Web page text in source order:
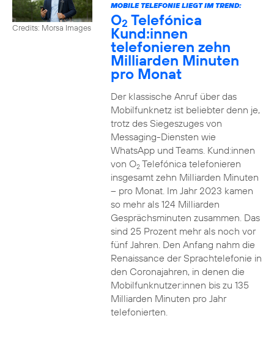
Credits: Morsa Images
MOBILE TELEFONIE LIEGT IM TREND:
O2 Telefónica
Kund:innen
telefonieren zehn
Milliarden Minuten
pro Monat
Der klassische Anruf über das
Mobilfunknetz ist beliebter denn je,
trotz des Siegeszuges von
Messaging-Diensten wie
WhatsApp und Teams. Kund:innen
von O2Telefónica telefonieren
insgesamt zehn Milliarden Minuten
– pro Monat. Im Jahr 2023 kamen
so mehr als 124 Milliarden
Gesprächsminuten zusammen. Das
sind 25 Prozent mehr als noch vor
fünf Jahren. Den Anfang nahm die
Renaissance der Sprachtelefonie in
den Coronajahren, in denen die
Mobilfunknutzer:innen bis zu 135
Milliarden Minuten pro Jahr
telefonierten.